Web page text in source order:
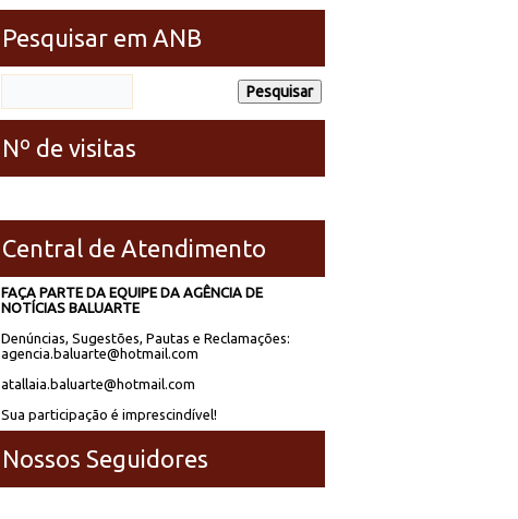
Pesquisar em ANB
Nº de visitas
Central de Atendimento
FAÇA PARTE DA EQUIPE DA AGÊNCIA DE
NOTÍCIAS BALUARTE
Denúncias, Sugestões, Pautas e Reclamações:
agencia.baluarte@hotmail.com
atallaia.baluarte@hotmail.com
Sua participação é imprescindível!
Nossos Seguidores